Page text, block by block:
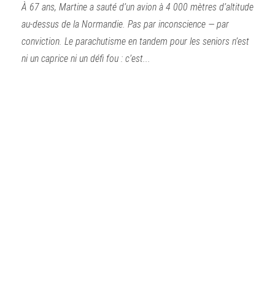
À 67 ans, Martine a sauté d’un avion à 4 000 mètres d’altitude
au-dessus de la Normandie. Pas par inconscience — par
conviction. Le parachutisme en tandem pour les seniors n’est
ni un caprice ni un défi fou : c’est...